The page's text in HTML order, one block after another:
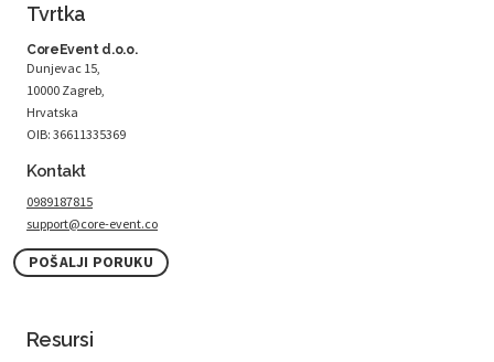
Tvrtka
CoreEvent d.o.o.
Dunjevac 15,
10000 Zagreb,
Hrvatska
OIB: 36611335369
Kontakt
0989187815
support@core-event.co
POŠALJI PORUKU
Resursi